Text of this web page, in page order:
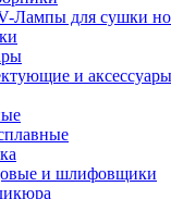
Лампы для сушки
и
и шлифовщики